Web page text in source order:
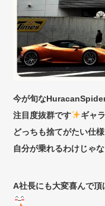
今が旬な
注目度抜群です
ギャ
どっちも捨てがたい仕
自分が乗れるわけじゃ
A社長にも大変喜んで頂